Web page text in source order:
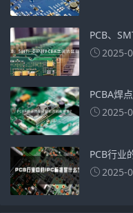
PCB、
2025-
PCBA焊
2025-
PCB行业
2025-